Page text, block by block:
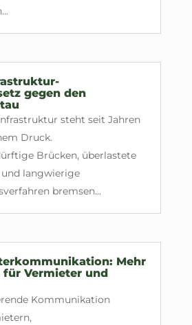
gegen den
steht seit Jahren
Druck.
Brücken, überlastete
langwierige
bremsen...
Mehr
für Vermieter und
Kommunikation